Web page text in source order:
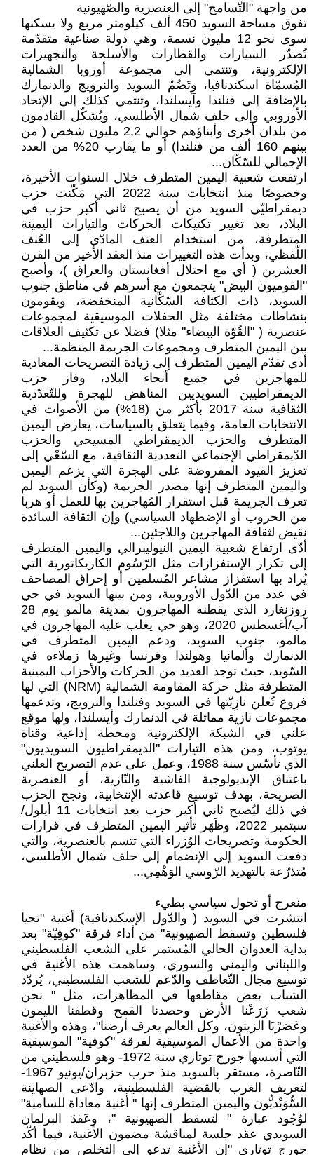
من واجهة "التّسامح" إلى العنصرية والصّهيونية
تفوق مساحة السويد 450 ألف كيلومتر مربع ولا يسكنها
سوى نحو 12 مليون نسمة، وهي دولة صناعية متقدّمة
تُصدّر السيارات والقطارات والأسلحة والتجهيزات
الإلكترونية، وتنتمي إلى مجموعة أوروبا الشمالية
المُسمّاة اسكندنافيا، وتَضُمّ السويد والنرويج والدنمارك
بالإضافة إلى فنلندا وآيسلندا، وتنتمي كذلك إلى الإتحاد
الأوروبي وإلى حلف شمال الأطلسي، ويُشكّل القادمون
من بلدان أخرى وأبناؤهم حوالي 2,2 مليون شخص ( من
بينهم 160 ألف من فنلندا) أو ما يقارب 20% من العدد
الإجمالي للسّكّان...
ارتفعت شعبية اليمين المتطرف خلال السنوات الأخيرة،
وخصوصًا منذ انتخابات سنة 2022 التي مَكّنت حزب
ديمقراطيّي السويد من أن يصبح ثاني أكبر حزب في
البلاد، بعد تغيير تكتيكات الحركات والتيارات اليمينة
المتطرفة، من استخدام العنف المادّي إلى العُنف
اللّفظي، وبدأت هذه التغييرات منذ العقد الأخير من القرن
العشرين ( أي مع احتلال أفغانستان والعراق )، وأصبح
"القوميون البيض" يتجمعون مع أسرهم في مناطق جنوب
السويد، ذات الكثافة السّكّانية المنخفضة، ويقومون
بنشاطات مختلفة مثل الحفلات الموسيقية لمجموعات
عنصرية ( "القُوّة البيضاء" مثلا) فضلا عن تكثيف العلاقات
بين اليمين المتطرف ومجموعات الجريمة المنظمة...
أدى تقدّم اليمين المتطرف إلى زيادة التصريحات المعادية
للمهاجرين في جميع أنحاء البلاد، وفاز حزب
الديمقراطيين السويديين المناهض للهجرة وللتّعدّدية
الثقافية سنة 2017 بأكثر من (18%) من الأصوات في
الانتخابات العامة، وفيما يتعلق بالسياسات، يعارض اليمين
المتطرف والحزب الديمقراطي المسيحي والحزب
الدّيمقراطي الإجتماعي التعددية الثقافية، مع السّعْي إلى
تعزيز القيود المفروضة على الهجرة التي يزعم اليمين
واليمين المتطرف إنها مصدر الجريمة (وكأن السويد لم
تعرف الجريمة قبل استقرار المُهاجرين بها للعمل أو هربا
من الحروب أو الإضطهاد السياسي) وإن الثقافة السائدة
نقيض لثقافة المهاجرين واللاجئين...
أدّى ارتفاع شعبية اليمين النيوليبرالي واليمين المتطرف
إلى تكرار الإستفزازات مثل الرّسُوم الكاريكاتورية التي
يُراد بها استفزاز مشاعر المُسلمين أو إحراق المصاحف
في عدد من الدّول الأوروبية، ومن بينها السويد في حي
روزنغارد الذي يقطنه المهاجرون بمدينة مالمو يوم 28
آب/أغسطس 2020، وهو حي يغلب عليه المهاجرون في
مالمو، جنوب السويد، ودعم اليمين المتطرف في
الدنمارك وألمانيا وهولندا وفرنسا وغيرها زملاءه في
السّويد، حيث توجد العديد من الحركات والأحزاب اليمينية
المتطرفة مثل حركة المقاومة الشمالية (NRM) التي لها
فروع تُعلن نازِيّتها في السويد وفنلندا والنرويج، وتدعمها
مجموعات نازية مماثلة في الدنمارك وأيسلندا، ولها موقع
علني في الشبكة الإلكترونية ومحطة إذاعية وقناة
يوتوب، ومن هذه التيارات "الديمقراطيون السويديون"
الذي تأسّس سنة 1988، وعمل على عدم التصريح العلني
باعتناق الإيديولوجية الفاشية والنّازية، أو العنصرية
الصريحة، بهدف توسيع قاعدته الإنتخابية، ونجح الحزب
في ذلك ليُصبح ثاني أكير حزب بعد انتخابات 11 أيلول/
سبتمبر 2022، وظَهَر تأثير اليمين المتطرف في قرارات
الحكومة وتصريحات الوُزراء التي تتسم بالعنصرية، والتي
دفعت السويد إلى الإنضمام إلى حلف شمال الأطلسي،
مُتذرّعة بالتهديد الرّوسي الوَهْمِي...
منعرج أو تحول سياسي بطيء
انتشرت في السويد ( والدّول الإسكندنافية) أغنية "تحيا
فلسطين وتسقط الصهيونية" من أداء فرقة "كوفِيّة" بعد
بداية العدوان الحالي المُستمر على الشعب الفلسطيني
واللبناني واليمني والسوري، وساهمت هذه الأغنية في
توسيع مجال التّعاطف والدّعم للشعب الفلسطيني، يُردّد
الشباب بعض مقاطعها في المظاهرات، مثل " نحن
شعب زَرَعْنا الأرض وحصدنا القمح وقطفنا الليمون
وعَصَرْنَا الزيتون، وكل العالم يعرف أرضنا"، وهذه والأغنية
واحدة من الأعمال الموسيقية لفرقة "كوفية" الموسيقية
التي أسسها جورج توتاري سنة 1972- وهو فلسطيني من
النّاصرة، مستقر بالسويد منذ حرب حزبران/يونيو 1967-
لتعريف الغرب بالقضية الفلسطينية، وادّعى الصهاينة
السُّوَيْديُّون واليمين المتطرف إنها " أغنية معاداة للسامية"
لوُجُود عبارة " لتسقط الصهيونية "، وعَقدَ البرلمان
السويدي عقد جلسة لمناقشة مضمون الأغنية، فيما أكّد
جورج توتاري "إن الأغنية تدعو إلى التخلص من نظام